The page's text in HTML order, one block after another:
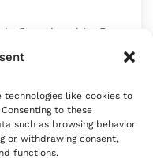
technologies like cookies to
to these
such as browsing behavior
or withdrawing consent,
functions.
Courchevel Le Praz,